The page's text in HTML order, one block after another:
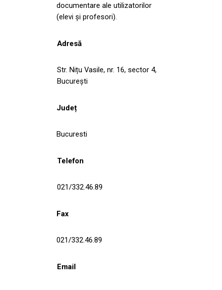
documentare ale utilizatorilor
(elevi și profesori).
Adresă
Str. Nițu Vasile, nr. 16, sector 4,
București
Județ
Bucuresti
Telefon
021/332.46.89
Fax
021/332.46.89
Email